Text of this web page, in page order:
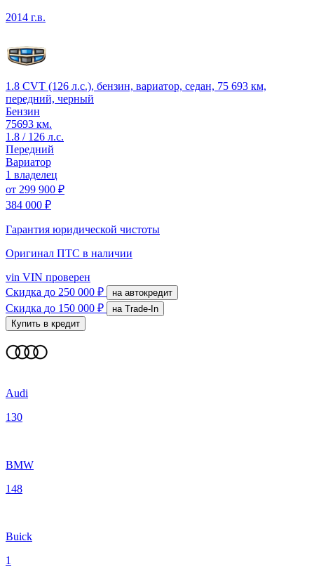
2014 г.в.
1.8 CVT (126 л.с.), бензин, вариатор, седан, 75 693 км,
передний, черный
Бензин
75693 км.
1.8 / 126 л.с.
Передний
Вариатор
1 владелец
от 299 900 ₽
384 000 ₽
Гарантия юридической чистоты
Оригинал ПТС в наличии
vin VIN проверен
Скидка до 250 000 ₽ на автокредит
Скидка до 150 000 ₽
на Trade-In
Купить в кредит
Audi
130
BMW
148
Buick
1